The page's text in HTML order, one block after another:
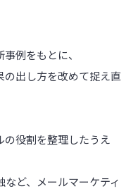
例をもとに、
の出し方を改めて捉え直
の役割を整理したうえ
ど、メールマーケティ